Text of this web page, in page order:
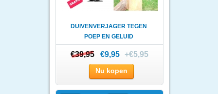
DUIVENVERJAGER TEGEN
POEP EN GELUID
€39,95
€39,95 €9,95 +€5,95
Nu kopen